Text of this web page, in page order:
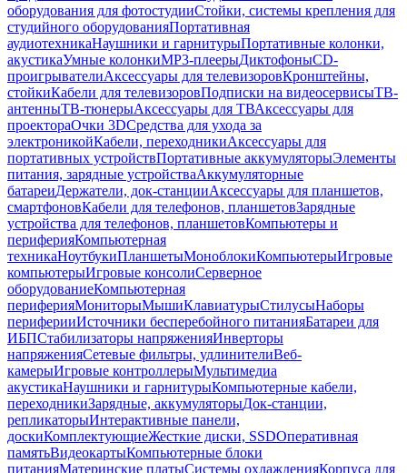
оборудования для фотостудииСтойки, системы крепления для
студийного оборудованияПортативная
аудиотехникаНаушники и гарнитурыПортативные колонки,
акустикаУмные колонкиMP3-плеерыДиктофоныCD-
проигрывателиАксессуары для телевизоровКронштейны,
стойкиКабели для телевизоровПодписки на видеосервисыТВ-
антенныТВ-тюнерыАксессуары для ТВАксессуары для
проектораОчки 3DСредства для ухода за
электроникойКабели, переходникиАксессуары для
портативных устройствПортативные аккумуляторыЭлементы
питания, зарядные устройстваАккумуляторные
батареиДержатели, док-станцииАксессуары для планшетов,
смартфоновКабели для телефонов, планшетовЗарядные
устройства для телефонов, планшетовКомпьютеры и
периферияКомпьютерная
техникаНоутбукиПланшетыМоноблокиКомпьютерыИгровые
компьютерыИгровые консолиСерверное
оборудованиеКомпьютерная
периферияМониторыМышиКлавиатурыСтилусыНаборы
периферииИсточники бесперебойного питанияБатареи для
ИБПСтабилизаторы напряженияИнверторы
напряженияСетевые фильтры, удлинителиВеб-
камерыИгровые контроллерыМультимедиа
акустикаНаушники и гарнитурыКомпьютерные кабели,
переходникиЗарядные, аккумуляторыДок-станции,
репликаторыИнтерактивные панели,
доскиКомплектующиеЖесткие диски, SSDОперативная
памятьВидеокартыКомпьютерные блоки
питанияМатеринские платыСистемы охлажденияКорпуса для